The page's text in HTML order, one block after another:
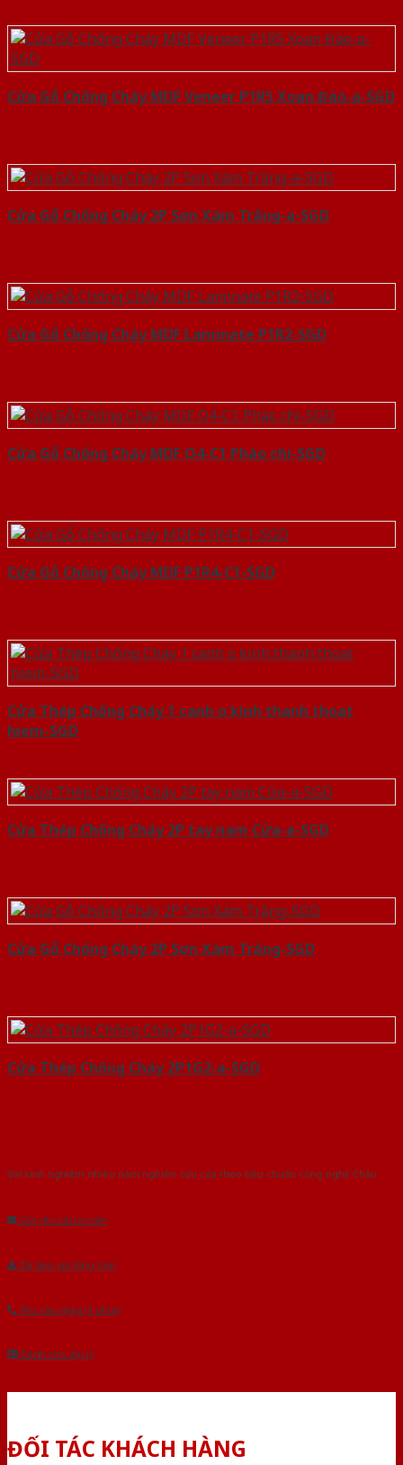
Cửa Gỗ Chống Cháy MDF Veneer P1R5 Xoan Đào-a-SGD
Cửa Gỗ Chống Cháy 2P Sơn Xám Trắng-a-SGD
Cửa Gỗ Chống Cháy MDF Laminate P1R2-SGD
Cửa Gỗ Chống Cháy MDF O4-C1 Phào chi-SGD
Cửa Gỗ Chống Cháy MDF P1R4-C1-SGD
Cửa Thép Chống Cháy 1 canh o kinh thanh thoat
hiem-SGD
Cửa Thép Chống Cháy 2P tay nam Cửa-a-SGD
Cửa Gỗ Chống Cháy 2P Sơn Xám Trắng-SGD
Cửa Thép Chống Cháy 2P1G2-a-SGD
Với kinh nghiệm nhiêu năm nghiên cứu cửa theo tiêu chuẩn công nghệ Châu
Gửi yêu cầu tư vấn
Tải báo giá tổng hợp
Yêu cầu gọi lại (3 phút)
Dành cho đại lý
ĐỐI TÁC KHÁCH HÀNG